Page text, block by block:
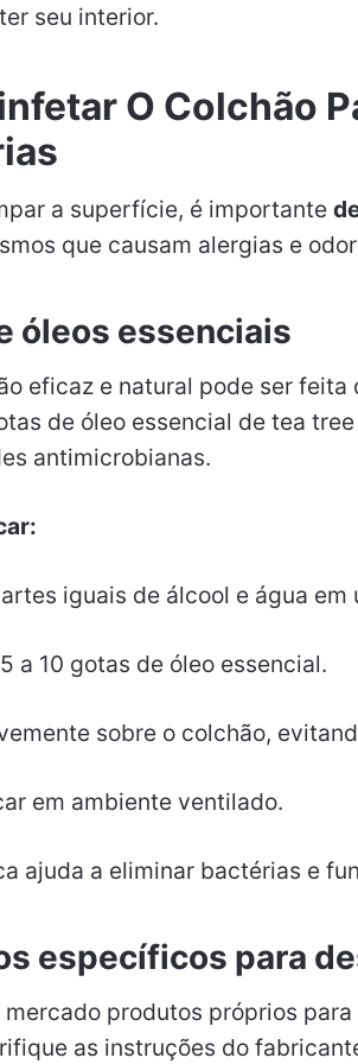
seu interior.
O Colchão
a superfície, é importante
que causam alergias e
óleos essenciais
eficaz e natural pode ser
de óleo essencial de tea
antimicrobianas.
iguais de álcool e água em
a 10 gotas de óleo essencial.
sobre o colchão,
em ambiente ventilado.
ajuda a eliminar bactérias e
específicos para
mercado produtos próprios para
as instruções do